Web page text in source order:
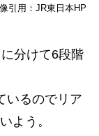
引用：JR東日本HP
分けて6段階
いるのでリア
よう。